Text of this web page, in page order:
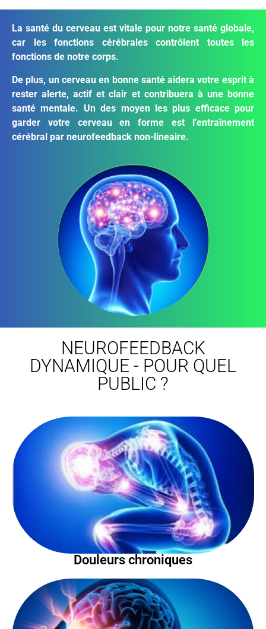
La santé du cerveau est vitale pour notre santé globale,
car les fonctions cérébrales contrôlent toutes les
fonctions de notre corps.
De plus, un cerveau en bonne santé aidera votre esprit à
rester alerte, actif et clair et contribuera à une bonne
santé mentale. Un des moyen les plus efficace pour
garder votre cerveau en forme est l’entraînement
cérébral par neurofeedback non-lineaire.
NEUROFEEDBACK
DYNAMIQUE - POUR QUEL
PUBLIC ?
Douleurs chroniques